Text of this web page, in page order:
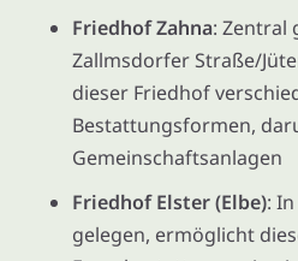
Friedhof Zahna: Zentral
Zallmsdorfer Straße/
dieser Friedhof
Bestattungsformen,
Gemeinschaftsanlagen
Friedhof Elster (Elbe):
gelegen, ermöglicht